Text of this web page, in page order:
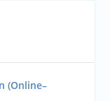
(Online–